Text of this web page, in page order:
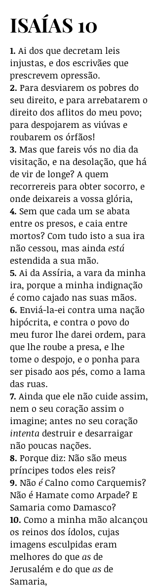
ISAÍAS 10
1. Ai dos que decretam leis
injustas, e dos escrivães que
prescrevem opressão.
2. Para desviarem os pobres do
seu direito, e para arrebatarem o
direito dos aflitos do meu povo;
para despojarem as viúvas e
roubarem os órfãos!
3. Mas que fareis vós no dia da
visitação, e na desolação, que há
de vir de longe? A quem
recorrereis para obter socorro, e
onde deixareis a vossa glória,
4. Sem que cada um se abata
entre os presos, e caia entre
mortos? Com tudo isto a sua ira
não cessou, mas ainda está
estendida a sua mão.
5. Ai da Assíria, a vara da minha
ira, porque a minha indignação
é como cajado nas suas mãos.
6. Enviá-la-ei contra uma nação
hipócrita, e contra o povo do
meu furor lhe darei ordem, para
que lhe roube a presa, e lhe
tome o despojo, e o ponha para
ser pisado aos pés, como a lama
das ruas.
7. Ainda que ele não cuide assim,
nem o seu coração assim o
imagine; antes no seu coração
intenta destruir e desarraigar
não poucas nações.
8. Porque diz: Não são meus
príncipes todos eles reis?
9. Não éCalno como Carquemis?
Não é Hamate como Arpade? E
Samaria como Damasco?
10. Como a minha mão alcançou
os reinos dos ídolos, cujas
imagens esculpidas eram
melhores do que as de
Jerusalém e do que as de
Samaria,